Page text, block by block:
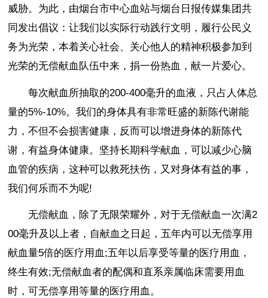
威胁。为此，由烟台市中心血站与烟台日报传媒集团共
同发出倡议：让我们以实际行动践行文明，履行公民义
务为光荣，本着关心社会、关心他人的精神积极参加到
光荣的无偿献血队伍中来，捐一份热血，献一片爱心。
每次献血所抽取的200-400毫升的血液，只占人体总
量的5%-10%。我们的身体具有非常旺盛的新陈代谢能
力，不但不会损害健康，反而可以增进身体的新陈代
谢，有益身体健康。坚持长期科学献血，可以减少心脑
血管的疾病，这种可以救死扶伤，又对身体有益的事，
我们何乐而不为呢!
无偿献血，除了无限荣耀外，对于无偿献血一次满2
00毫升及以上者，自献血之日起，五年内可以无偿享用
献血量5倍的医疗用血;五年以后享受等量的医疗用血，
终生有效;无偿献血者的配偶和直系亲属临床需要用血
时，可无偿享用等量的医疗用血。